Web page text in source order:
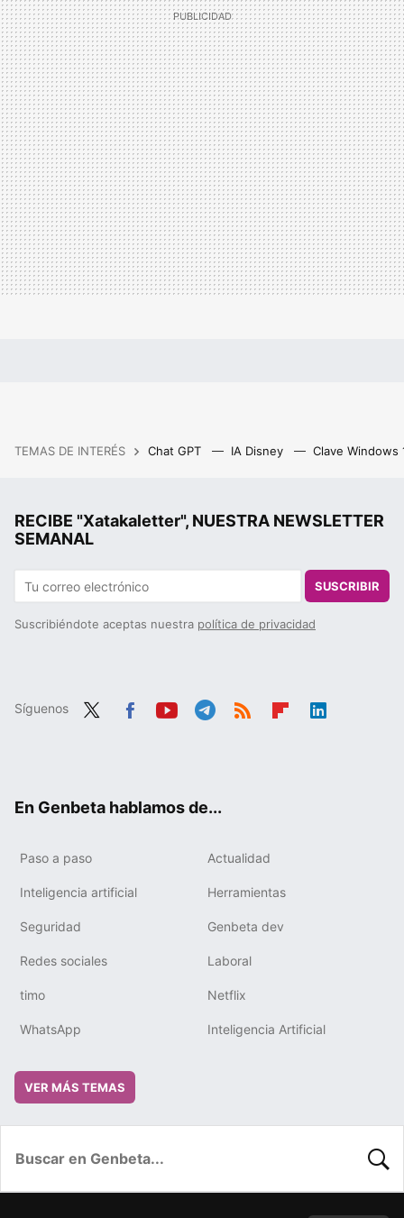
TEMAS DE INTERÉS Chat GPT IA Disney Clave Windows
RECIBE "Xatakaletter", NUESTRA NEWSLETTER
SEMANAL
SUSCRIBIR
Suscribiéndote aceptas nuestra política de privacidad
Síguenos
En Genbeta hablamos de...
Paso a paso Actualidad
Inteligencia artificial Herramientas
Seguridad Genbeta dev
Redes sociales Laboral
timo Netflix
WhatsApp Inteligencia Artificial
VER MÁS TEMAS